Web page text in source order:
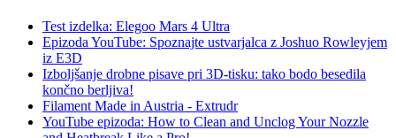
Test izdelka: Elegoo Mars 4 Ultra
Epizoda YouTube: Spoznajte ustvarjalca z Joshuo Rowleyjem
iz E3D
Izboljšanje drobne pisave pri 3D-tisku: tako bodo besedila
končno berljiva!
Filament Made in Austria - Extrudr
YouTube epizoda: How to Clean and Unclog Your Nozzle